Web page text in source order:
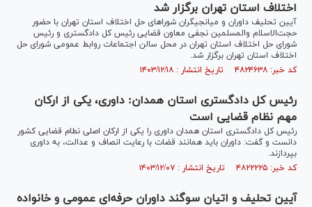
اختلاف استان تهران برگزار شد
آیین تحلیف داوران و میانجیگران شورا‌های حل اختلاف استان تهران با حضور
حجت‌الاسلام والمسلمین نجفی معاون قضایی رئیس کل دادگستری و رئیس
شورای حل اختلاف استان تهران در محل سالن اجتماعات روابط عمومی شورای حل
اختلاف استان تهران برگزار شد.
کد خبر: ۴۸۲۴۶۳۸ تاریخ انتشار : ۱۴۰۳/۱۲/۱۸
رئیس کل دادگستری استان همدان: داوری، یکی از ارکان
مهم نظام قضایی است
رئیس کل دادگستری استان همدان داوری را یکی از ارکان اصلی نطام قضایی کشور
دانست و گفت: داوران باید همانند قضات با رعایت انصاف و عدالت، به داوری
بپردازند.
کد خبر: ۴۸۲۲۲۲۵ تاریخ انتشار : ۱۴۰۳/۱۲/۰۷
آیین تحلیف و اتیان سوگند داوران حرفه‌ای عمومی و خانواده